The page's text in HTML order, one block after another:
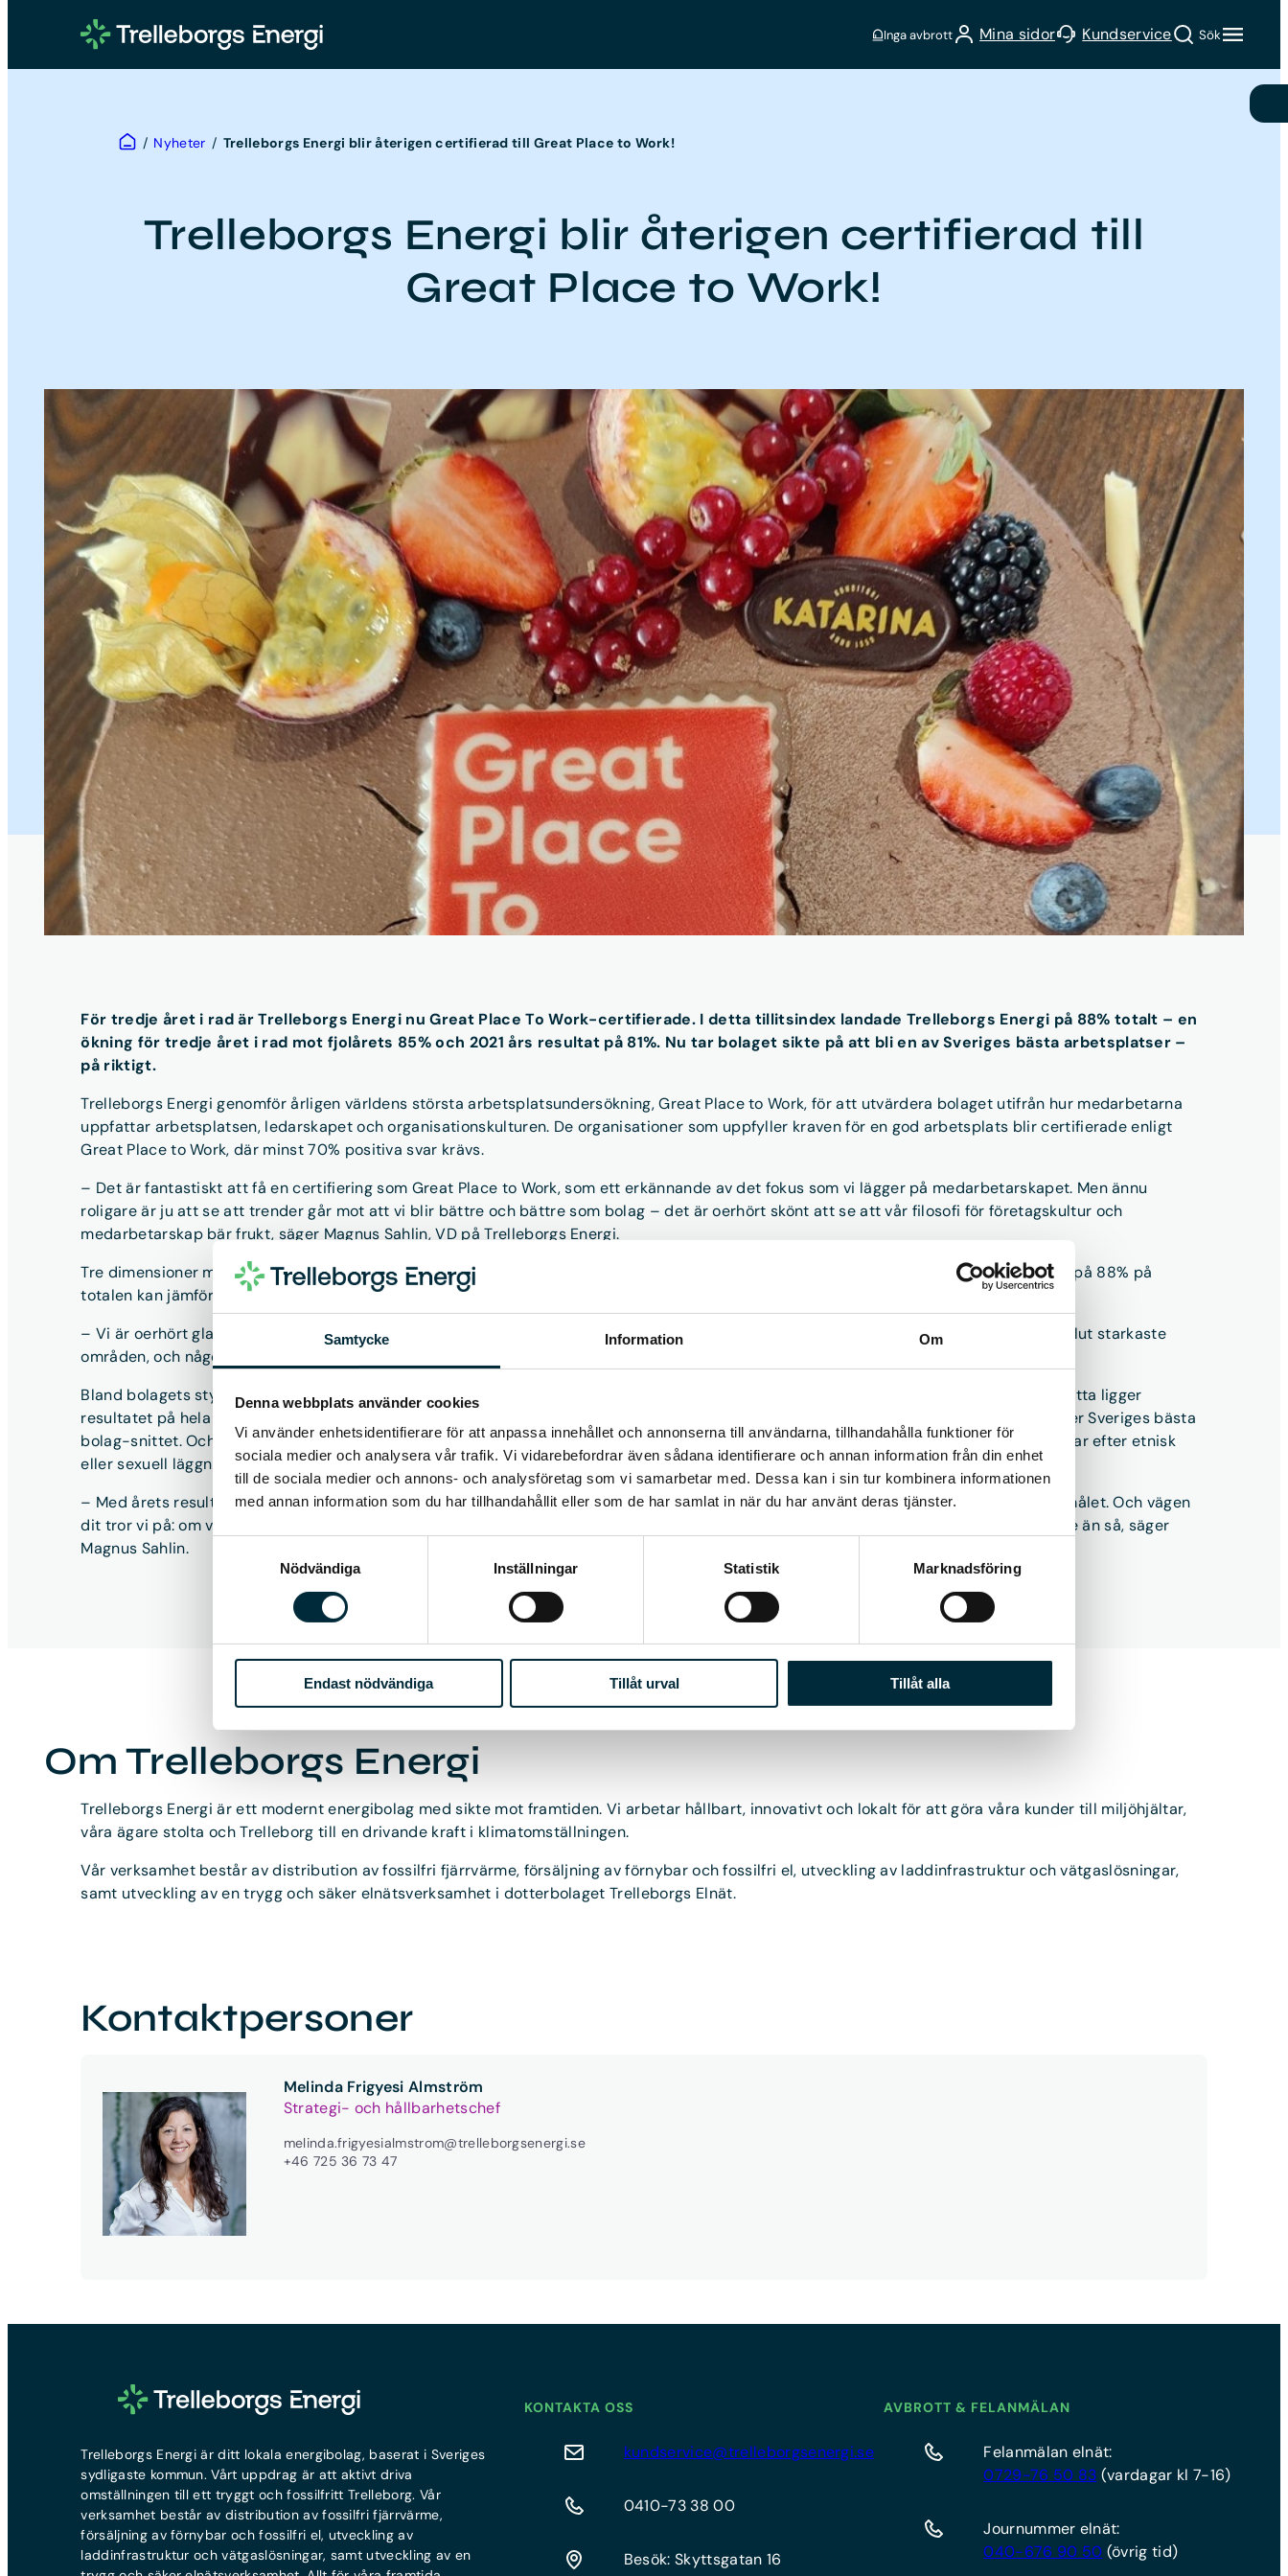
Samtycke Information Om
Denna webbplats använder cookies
Vi använder enhetsidentifierare för att anpassa innehållet och annonserna till användarna, tillhandahålla funktioner för
sociala medier och analysera vår trafik. Vi vidarebefordrar även sådana identifierare och annan information från din enhet
till de sociala medier och annons- och analysföretag som vi samarbetar med. Dessa kan i sin tur kombinera informationen
med annan information som du har tillhandahållit eller som de har samlat in när du har använt deras tjänster.
Nödvändiga
Inställningar Statistik Marknadsföring
Endast nödvändiga Tillåt urval Tillåt alla
Inga avbrott Mina sidor Kundservice
Sök
Sök
Hem/ Nyheter / Trelleborgs Energi blir återigen certifierad till Great Place to Work!
Trelleborgs Energi blir återigen certifierad till
Great Place to Work!
För tredje året i rad är Trelleborgs Energi nu Great Place To Work-certifierade. I detta tillitsindex landade Trelleborgs Energi på 88% totalt – en
ökning för tredje året i rad mot fjolårets 85% och 2021 års resultat på 81%. Nu tar bolaget sikte på att bli en av Sveriges bästa arbetsplatser –
på riktigt.
Trelleborgs Energi genomför årligen världens största arbetsplatsundersökning, Great Place to Work, för att utvärdera bolaget utifrån hur medarbetarna
uppfattar arbetsplatsen, ledarskapet och organisationskulturen. De organisationer som uppfyller kraven för en god arbetsplats blir certifierade enligt
Great Place to Work, där minst 70% positiva svar krävs.
– Det är fantastiskt att få en certifiering som Great Place to Work, som ett erkännande av det fokus som vi lägger på medarbetarskapet. Men ännu
roligare är ju att se att trender går mot att vi blir bättre och bättre som bolag – det är oerhört skönt att se att vår filosofi för företagskultur och
medarbetarskap bär frukt, säger Magnus Sahlin, VD på Trelleborgs Energi.
Tre dimensioner mäts i Trust Index; tillit till ledarskapet, stolthet över arbetet, samt känslan av kamratskap. Trelleborgs Energis resultat på 88% på
totalen kan jämföras med energibranschens snitt på ca 56%.
– Vi är oerhört glada och stolta över att vi framför allt får så goda resultat på frågorna som rör kamratskap och stolthet. De är våra absolut starkaste
områden, och något vi alla aktivt värnar om, säger Liridon Kalludra, HR business partner på Trelleborgs Energi.
Bland bolagets styrkor hittar vi frågor kring delaktighet: att ledare Trelleborgs Energi efterfrågar medarbetarnas idéer som exempel. I detta ligger
resultatet på hela 97 %, vilket är en bit över snittet för Sveriges bästa bolag. Samverkan och stolthet över det egna arbetet låg också över Sveriges bästa
bolag-snittet. Och likt fjolåret var enkätens bästa resultat inom området likabehandling, där 100 % upplever att bolaget inte diskriminerar efter etnisk
eller sexuell läggning.
– Med årets resultat börjar vi närma oss de bolag som har korats som Sveriges bästa arbetsplatser, så nu känns det som att vi är nära målet. Och vägen
dit tror vi på: om vi tar hand om varandra, så får vi ett attraktivt och framgångsrikt företag. Kanske behöver man inte göra det krångligare än så, säger
Magnus Sahlin.
Om Trelleborgs Energi
Trelleborgs Energi är ett modernt energibolag med sikte mot framtiden. Vi arbetar hållbart, innovativt och lokalt för att göra våra kunder till miljöhjältar,
våra ägare stolta och Trelleborg till en drivande kraft i klimatomställningen.
Vår verksamhet består av distribution av fossilfri fjärrvärme, försäljning av förnybar och fossilfri el, utveckling av laddinfrastruktur och vätgaslösningar,
samt utveckling av en trygg och säker elnätsverksamhet i dotterbolaget Trelleborgs Elnät.
Kontaktpersoner
Melinda Frigyesi Almström
Strategi- och hållbarhetschef
melinda.frigyesialmstrom@trelleborgsenergi.se
+46 725 36 73 47
Trelleborgs Energi är ditt lokala energibolag, baserat i Sveriges
sydligaste kommun. Vårt uppdrag är att aktivt driva
omställningen till ett tryggt och fossilfritt Trelleborg. Vår
verksamhet består av distribution av fossilfri fjärrvärme,
försäljning av förnybar och fossilfri el, utveckling av
laddinfrastruktur och vätgaslösningar, samt utveckling av en
KONTAKTA OSS
kundservice@trelleborgsenergi.se
0410-73 38 00
Besök: Skyttsgatan 16
AVBROTT & FELANMÄLAN
Felanmälan elnät:
0729-76 50 83 (vardagar kl 7-16)
Journummer elnät:
040-676 90 50 (övrig tid)